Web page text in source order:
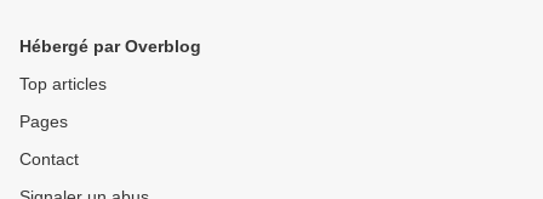
Hébergé par Overblog
Top articles
Pages
Contact